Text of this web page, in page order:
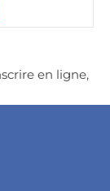
en ligne,